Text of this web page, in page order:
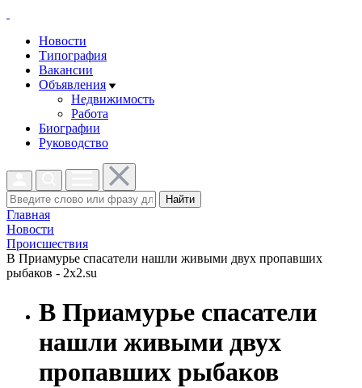
Новости
Типография
Вакансии
Объявления
Недвижимость
Работа
Биографии
Руководство
Найти
Главная
Новости
Проиcшествия
В Приамурье спасатели нашли живыми двух пропавших
рыбаков - 2x2.su
В Приамурье спасатели
нашли живыми двух
пропавших рыбаков